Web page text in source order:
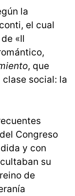
la
el cual
«Il
, que
social: la
Congreso
y con
su
de